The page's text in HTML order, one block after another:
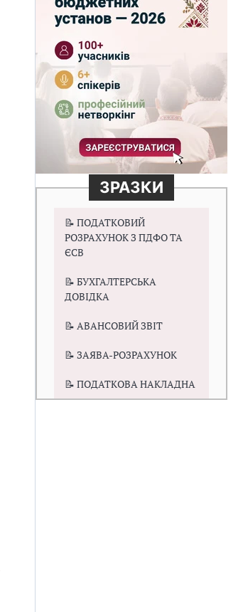
ЗРАЗКИ
📝 ПОДАТКОВИЙ
РОЗРАХУНОК З ПДФО ТА
ЄСВ
📝 БУХГАЛТЕРСЬКА
ДОВІДКА
📝 АВАНСОВИЙ ЗВІТ
📝 ЗАЯВА-РОЗРАХУНОК
📝 ПОДАТКОВА НАКЛАДНА